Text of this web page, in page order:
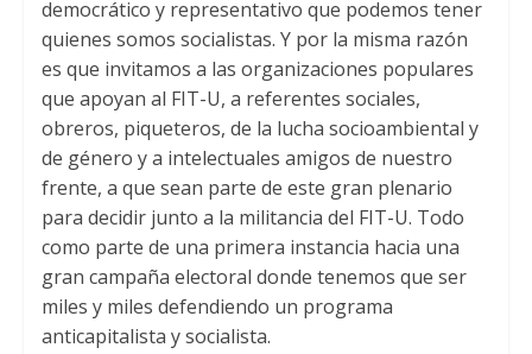
democrático y representativo que podemos tener
quienes somos socialistas. Y por la misma razón
es que invitamos a las organizaciones populares
que apoyan al FIT-U, a referentes sociales,
obreros, piqueteros, de la lucha socioambiental y
de género y a intelectuales amigos de nuestro
frente, a que sean parte de este gran plenario
para decidir junto a la militancia del FIT-U. Todo
como parte de una primera instancia hacia una
gran campaña electoral donde tenemos que ser
miles y miles defendiendo un programa
anticapitalista y socialista.